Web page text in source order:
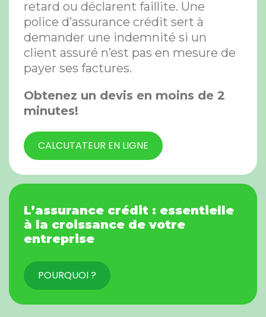
retard ou déclarent faillite. Une
police d’assurance crédit sert à
demander une indemnité si un
client assuré n’est pas en mesure de
payer ses factures.
Obtenez un devis en moins de 2
minutes!
CALCUTATEUR EN LIGNE
L’assurance crédit : essentielle
à la croissance de votre
entreprise
POURQUOI ?